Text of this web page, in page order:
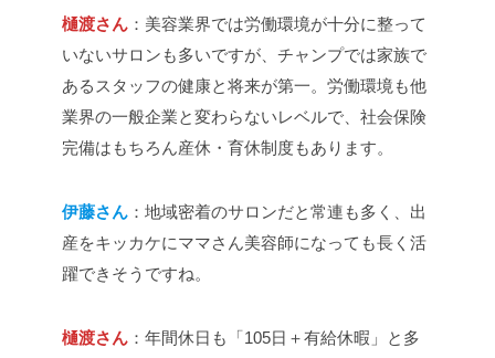
樋渡さん ：美容業界では労働環境が十分に整って
いないサロンも多いですが、チャンプでは家族で
あるスタッフの健康と将来が第一。労働環境も他
業界の一般企業と変わらないレベルで、社会保険
完備はもちろん産休・育休制度もあります。
伊藤さん ：地域密着のサロンだと常連も多く、出
産をキッカケにママさん美容師になっても長く活
躍できそうですね。
樋渡さん ：年間休日も「105日＋有給休暇」と多